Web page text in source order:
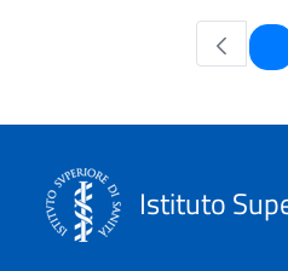
Istituto